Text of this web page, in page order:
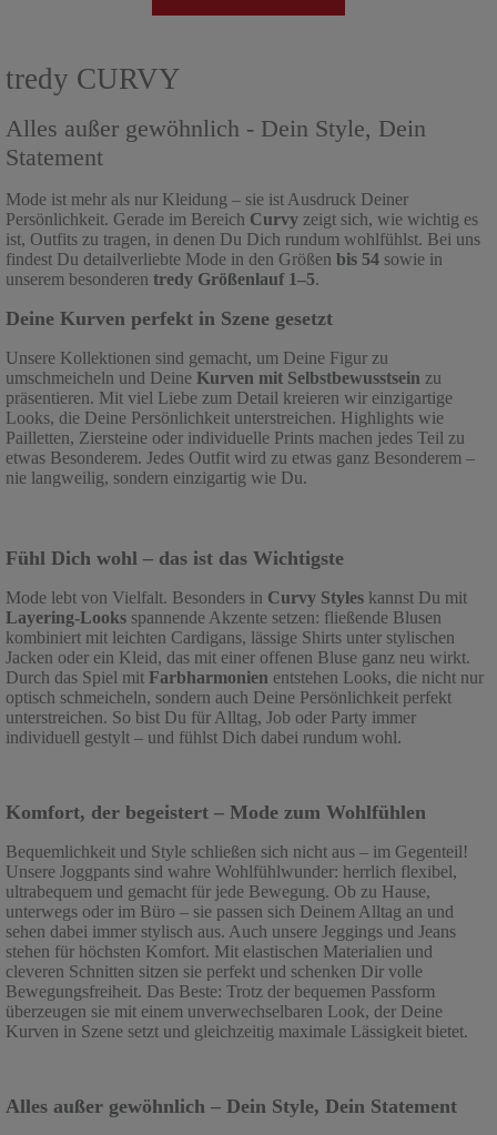
tredy CURVY
Alles außer gewöhnlich - Dein Style, Dein
Statement
Mode ist mehr als nur Kleidung – sie ist Ausdruck Deiner
Persönlichkeit. Gerade im Bereich Curvy zeigt sich, wie wichtig es
ist, Outfits zu tragen, in denen Du Dich rundum wohlfühlst. Bei uns
findest Du detailverliebte Mode in den Größen bis 54 sowie in
unserem besonderen tredy Größenlauf 1–5.
Deine Kurven perfekt in Szene gesetzt
Unsere Kollektionen sind gemacht, um Deine Figur zu
umschmeicheln und Deine Kurven mit Selbstbewusstsein zu
präsentieren. Mit viel Liebe zum Detail kreieren wir einzigartige
Looks, die Deine Persönlichkeit unterstreichen. Highlights wie
Pailletten, Ziersteine oder individuelle Prints machen jedes Teil zu
etwas Besonderem. Jedes Outfit wird zu etwas ganz Besonderem –
nie langweilig, sondern einzigartig wie Du.
Fühl Dich wohl – das ist das Wichtigste
Mode lebt von Vielfalt. Besonders in Curvy Styles kannst Du mit
Layering-Looks spannende Akzente setzen: fließende Blusen
kombiniert mit leichten Cardigans, lässige Shirts unter stylischen
Jacken oder ein Kleid, das mit einer offenen Bluse ganz neu wirkt.
Durch das Spiel mit Farbharmonien entstehen Looks, die nicht nur
optisch schmeicheln, sondern auch Deine Persönlichkeit perfekt
unterstreichen. So bist Du für Alltag, Job oder Party immer
individuell gestylt – und fühlst Dich dabei rundum wohl.
Komfort, der begeistert – Mode zum Wohlfühlen
Bequemlichkeit und Style schließen sich nicht aus – im Gegenteil!
Unsere Joggpants sind wahre Wohlfühlwunder: herrlich flexibel,
ultrabequem und gemacht für jede Bewegung. Ob zu Hause,
unterwegs oder im Büro – sie passen sich Deinem Alltag an und
sehen dabei immer stylisch aus. Auch unsere Jeggings und Jeans
stehen für höchsten Komfort. Mit elastischen Materialien und
cleveren Schnitten sitzen sie perfekt und schenken Dir volle
Bewegungsfreiheit. Das Beste: Trotz der bequemen Passform
überzeugen sie mit einem unverwechselbaren Look, der Deine
Kurven in Szene setzt und gleichzeitig maximale Lässigkeit bietet.
Alles außer gewöhnlich – Dein Style, Dein Statement